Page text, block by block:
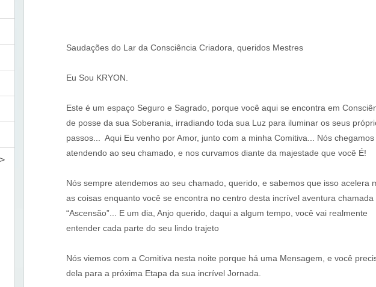
Saudações do Lar da Consciência Criadora, queridos Mestres
Eu Sou KRYON.
Este é um espaço Seguro e Sagrado, porque você aqui se encontra em
de posse da sua Soberania, irradiando toda sua Luz para iluminar os seus
passos... Aqui Eu venho por Amor, junto com a minha Comitiva... Nós chegamos
atendendo ao seu chamado, e nos curvamos diante da majestade que você É!
Nós sempre atendemos ao seu chamado, querido, e sabemos que isso acelera
as coisas enquanto você se encontra no centro desta incrível aventura chamada
“Ascensão”... E um dia, Anjo querido, daqui a algum tempo, você vai realmente
entender cada parte do seu lindo trajeto
Nós viemos com a Comitiva nesta noite porque há uma Mensagem, e você
dela para a próxima Etapa da sua incrível Jornada.